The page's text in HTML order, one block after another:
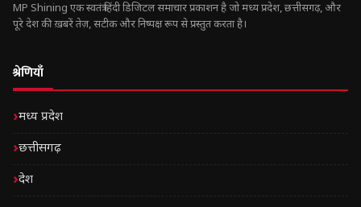
MP Shining एक स्वतंत्र हिंदी डिजिटल समाचार प्रकाशन है जो मध्य प्रदेश, छत्तीसगढ़, और
पूरे देश की ख़बरें तेज़, सटीक और निष्पक्ष रूप से प्रस्तुत करता है।
श्रेणियाँ
मध्य प्रदेश
छत्तीसगढ़
देश